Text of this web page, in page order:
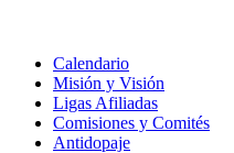
Calendario
Misión y Visión
Ligas Afiliadas
Comisiones y Comités
Antidopaje